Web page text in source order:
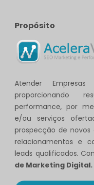
Propósito
Atender
proporcionando
performance, por
e/ou serviços
prospecção de
relacionamentos e
leads qualificados.
de Marketing Digital.